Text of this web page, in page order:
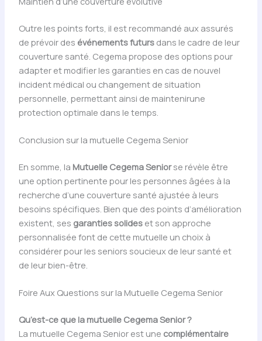
Outre les points forts, il est recommandé aux assurés
de prévoir des événements futursdans le cadre de leur
couverture santé. Cegema propose des options pour
adapter et modifier les garanties en cas de nouvel
incident médical ou changement de situation
personnelle, permettant ainsi de maintenirune
protection optimale dans le temps.
Conclusion sur la mutuelle Cegema Senior
En somme, la Mutuelle Cegema Seniorse révèle être
une option pertinente pour les personnes âgées à la
recherche d’une couverture santé ajustée à leurs
besoins spécifiques. Bien que des points d’amélioration
existent, ses garanties solideset son approche
personnalisée font de cette mutuelle un choix à
considérer pour les seniors soucieux de leur santé et
de leur bien-être.
Foire Aux Questions sur la Mutuelle Cegema Senior
Qu’est-ce que la mutuelle Cegema Senior ?
La mutuelle Cegema Senior est une complémentaire